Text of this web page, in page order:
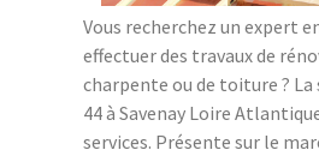
Vous recherchez un expert
effectuer des travaux de
charpente ou de toiture ? La
44 à Savenay Loire
services. Présente sur le